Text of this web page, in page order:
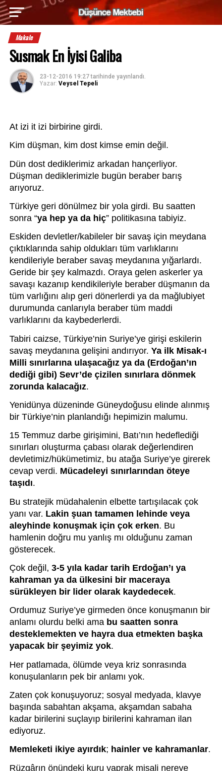
Makale
Susmak En İyisi Galiba
23-12-2016 19:27tarihinde yayınlandı.
Yazar: Veysel Tepeli
At izi it izi birbirine girdi.
Kim düşman, kim dost kimse emin değil.
Dün dost dediklerimiz arkadan hançerliyor.
Düşman dediklerimizle bugün beraber barış
arıyoruz.
Türkiye geri dönülmez bir yola girdi. Bu saatten
sonra “ya hep ya da hiç” politikasına tabiyiz.
Eskiden devletler/kabileler bir savaş için meydana
çıktıklarında sahip oldukları tüm varlıklarını
kendileriyle beraber savaş meydanına yığarlardı.
Geride bir şey kalmazdı. Oraya gelen askerler ya
savaşı kazanıp kendikileriyle beraber düşmanın da
tüm varlığını alıp geri dönerlerdi ya da mağlubiyet
durumunda canlarıyla beraber tüm maddi
varlıklarını da kaybederlerdi.
Tabiri caizse, Türkiye’nin Suriye’ye girişi eskilerin
savaş meydanına gelişini andırıyor. Ya ilk Misak-ı
Milli sınırlarına ulaşacağız ya da (Erdoğan’ın
dediği gibi) Sevr’de çizilen sınırlara dönmek
zorunda kalacağız.
Yenidünya düzeninde Güneydoğusu elinde alınmış
bir Türkiye’nin planlandığı hepimizin malumu.
15 Temmuz darbe girişimini, Batı’nın hedeflediği
sınırları oluşturma çabası olarak değerlendiren
devletimiz/hükümetimiz, bu atağa Suriye’ye girerek
cevap verdi. Mücadeleyi sınırlarından öteye
taşıdı.
Bu stratejik müdahalenin elbette tartışılacak çok
yanı var. Lakin şuan tamamen lehinde veya
aleyhinde konuşmak için çok erken. Bu
hamlenin doğru mu yanlış mı olduğunu zaman
gösterecek.
Çok değil, 3-5 yıla kadar tarih Erdoğan’ı ya
kahraman ya da ülkesini bir maceraya
sürükleyen bir lider olarak kaydedecek.
Ordumuz Suriye’ye girmeden önce konuşmanın bir
anlamı olurdu belki ama bu saatten sonra
desteklemekten ve hayra dua etmekten başka
yapacak bir şeyimiz yok.
Her patlamada, ölümde veya kriz sonrasında
konuşulanların pek bir anlamı yok.
Zaten çok konuşuyoruz; sosyal medyada, klavye
başında sabahtan akşama, akşamdan sabaha
kadar birilerini suçlayıp birilerini kahraman ilan
ediyoruz.
Memleketi ikiye ayırdık; hainler ve kahramanlar.
Rüzgârın önündeki kuru yaprak misali nereye